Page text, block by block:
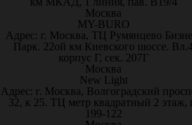
Москва
MY-BURO
Адрес: г. Москва, ТЦ Румянцево
Парк. 22ой км Киевского шоссе.
корпус Г, сек. 207Г
Москва
New Light
Адрес: г. Москва, Волгоградский
32, к 25. ТЦ метр квадратный 2 этаж,
199-122